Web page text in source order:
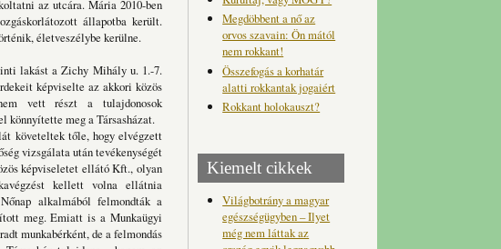
az utcára. Mária 2010-ben
állapotba került.
életveszélybe kerülne.
lakást a Zichy Mihály u. 1.-7.
képviselte az akkori közös
vett részt a tulajdonosok
könnyítette meg a Társasházat.
követeltek tőle, hogy elvégzett
vizsgálata után tevékenységét
képviseletet ellátó Kft., olyan
kellett volna ellátnia
alkalmából felmondták a
meg. Emiatt is a Munkaügyi
munkabérként, de a felmondás
Megdöbbent a nő az
orvos szavain: Ön mától
nem rokkant!
Összefogás a korhatár
alatti rokkantak jogaiért
Rokkant holokauszt?
Kiemelt cikkek
Világbotrány a magyar
egészségügyben – Ilyet
még nem láttak az